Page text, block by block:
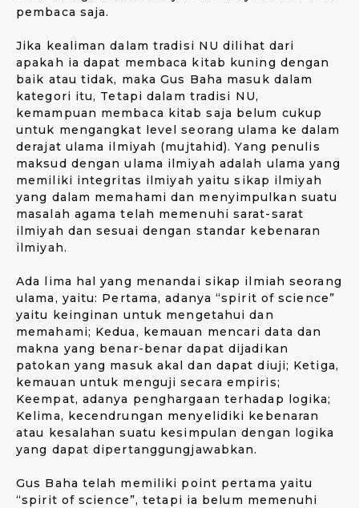
pembaca saja.
Jika kealiman dalam tradisi NU dilihat dari
apakah ia dapat membaca kitab kuning dengan
baik atau tidak, maka Gus Baha masuk dalam
kategori itu, Tetapi dalam tradisi NU,
kemampuan membaca kitab saja belum cukup
untuk mengangkat level seorang ulama ke dalam
derajat ulama ilmiyah (mujtahid). Yang penulis
maksud dengan ulama ilmiyah adalah ulama yang
memiliki integritas ilmiyah yaitu sikap ilmiyah
yang dalam memahami dan menyimpulkan suatu
masalah agama telah memenuhi sarat-sarat
ilmiyah dan sesuai dengan standar kebenaran
ilmiyah.
Ada lima hal yang menandai sikap ilmiah seorang
ulama, yaitu: Pertama, adanya “spirit of science”
yaitu keinginan untuk mengetahui dan
memahami; Kedua, kemauan mencari data dan
makna yang benar-benar dapat dijadikan
patokan yang masuk akal dan dapat diuji; Ketiga,
kemauan untuk menguji secara empiris;
Keempat, adanya penghargaan terhadap logika;
Kelima, kecendrungan menyelidiki kebenaran
atau kesalahan suatu kesimpulan dengan logika
yang dapat dipertanggungjawabkan.
Gus Baha telah memiliki point pertama yaitu
“spirit of science”, tetapi ia belum memenuhi